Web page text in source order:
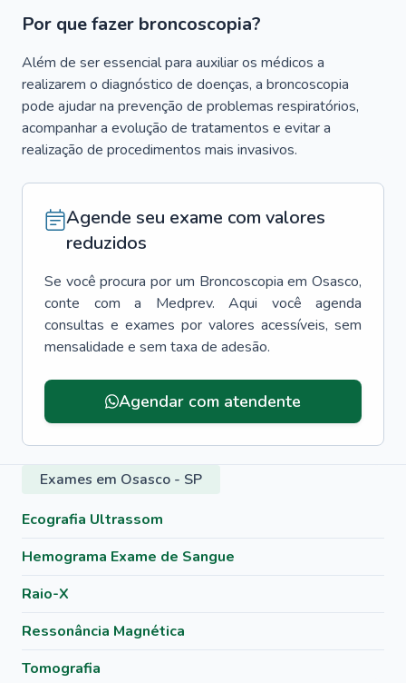
Por que fazer broncoscopia?
Além de ser essencial para auxiliar os médicos a
realizarem o diagnóstico de doenças, a broncoscopia
pode ajudar na prevenção de problemas respiratórios,
acompanhar a evolução de tratamentos e evitar a
realização de procedimentos mais invasivos.
Agende seu exame com valores
reduzidos
Se você procura por um Broncoscopia em Osasco,
conte com a Medprev. Aqui você agenda
consultas e exames por valores acessíveis, sem
mensalidade e sem taxa de adesão.
Agendar com atendente
Exames em Osasco - SP
Ecografia Ultrassom
Hemograma Exame de Sangue
Raio-X
Ressonância Magnética
Tomografia